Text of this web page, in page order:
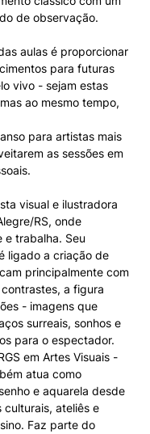
de observação.
aulas é proporcionar
para futuras
vivo - sejam estas
ao mesmo tempo,
para artistas mais
as sessões em
visual e ilustradora
RS, onde
e trabalha. Seu
ligado a criação de
principalmente com
a figura
- imagens que
surreais, sonhos e
para o espectador.
em Artes Visuais -
atua como
e aquarela desde
culturais, ateliês e
Faz parte do